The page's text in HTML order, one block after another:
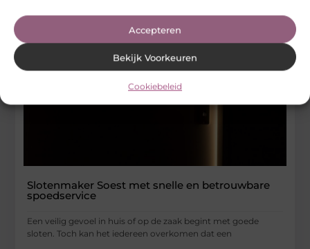
Accepteren
Bekijk Voorkeuren
Cookiebeleid
Slotenmaker Soest met snelle en betrouwbare
spoedservice
Een veilig gevoel in huis of op de zaak begint met goede
sloten. Toch kan het iedereen overkomen dat een